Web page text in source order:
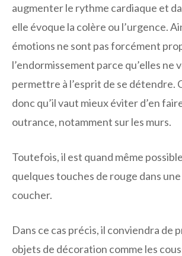
augmenter le rythme cardiaque et
elle évoque la colère ou l’urgence.
émotions ne sont pas forcément
l’endormissement parce qu’elles ne
permettre à l’esprit de se détendre.
donc qu’il vaut mieux éviter d’en
outrance, notamment sur les murs.
Toutefois, il est quand même
quelques touches de rouge dans
coucher.
Dans ce cas précis, il conviendra de
objets de décoration comme les